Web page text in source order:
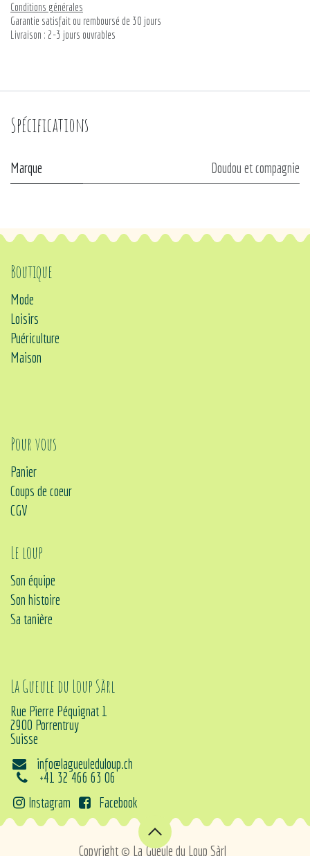
Conditions générales
Garantie satisfait ou remboursé de 30 jours
Livraison : 2-3 jours ouvrables
Spécifications
Marque Doudou et compagnie
Boutique
Mode
Loisirs
Puériculture
Maison
Pour vous
Panier
Coups de coeur
CGV
Le loup
Son équipe
Son histoire
Sa tanière
La Gueule du Loup Sàrl
Rue Pierre Péquignat 1
2900 Porrentruy
Suisse
info@lagueuleduloup.ch
+41 32 466 63 06
Instagram
Facebook
Copyright © La Gueule du Loup Sàrl